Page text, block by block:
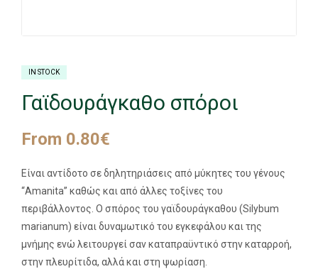
IN STOCK
Γαϊδουράγκαθο σπόροι
From 0.80€
Είναι αντίδοτο σε δηλητηριάσεις από μύκητες του γένους
“Amanita” καθώς και από άλλες τοξίνες του
περιβάλλοντος. Ο σπόρος του γαϊδουράγκαθου (Silybum
marianum) είναι δυναμωτικό του εγκεφάλου και της
μνήμης ενώ λειτουργεί σαν καταπραϋντικό στην καταρροή,
στην πλευρίτιδα, αλλά και στη ψωρίαση.